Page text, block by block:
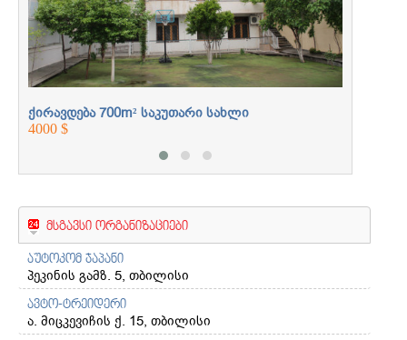
ქირავდება 700m² საკუთარი სახლი
4000 $
მსგავსი ორგანიზაციები
აუტოკომ ჯაპანი
პეკინის გამზ. 5, თბილისი
ავტო-ტრეიდერი
ა. მიცკევიჩის ქ. 15, თბილისი